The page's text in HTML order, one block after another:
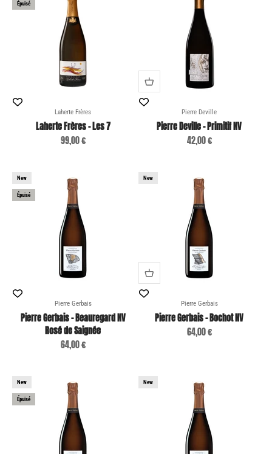
Épuisé
Laherte Frères
Laherte Frères - Les 7
Prix de vente
99,00 €
Pierre Deville
Pierre Deville - Primitif NV
Prix de vente
42,00 €
New
Épuisé
Pierre Gerbais
Pierre Gerbais - Beauregard NV
Rosé de Saignée
Prix de vente
64,00 €
New
Pierre Gerbais
Pierre Gerbais - Bochot NV
Prix de vente
64,00 €
New
Épuisé
New